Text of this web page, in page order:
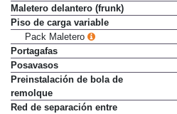
Maletero delantero (frunk)
Piso de carga variable
Pack Maletero
Portagafas
Posavasos
Preinstalación de bola de
remolque
Red de separación entre